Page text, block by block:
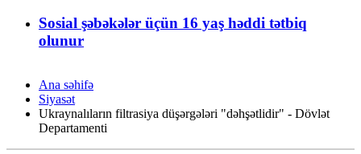
Sosial şəbəkələr üçün 16 yaş həddi tətbiq
olunur
Ana səhifə
Siyasət
Ukraynalıların filtrasiya düşərgələri "dəhşətlidir" - Dövlət
Departamenti